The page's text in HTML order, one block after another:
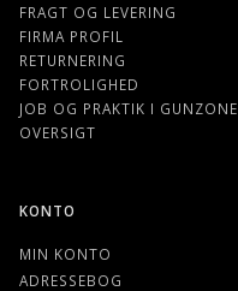
FRAGT OG LEVERING
FIRMA PROFIL
RETURNERING
FORTROLIGHED
JOB OG PRAKTIK I GUNZONE
OVERSIGT
KONTO
MIN KONTO
ADRESSEBOG